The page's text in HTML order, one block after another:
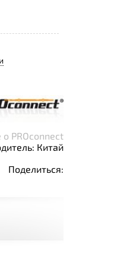
PROconnect
Китай
Поделиться: